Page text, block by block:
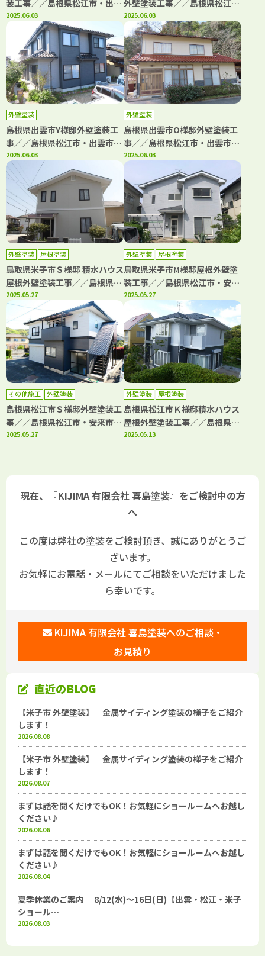
装工事／／島根県松江市・出雲
市・大田市・雲南市の「きじま
塗装」
2025.06.03
外壁塗装工事／／島根県松江
市・出雲市・大田市・雲南市・
鳥取県米子市・境港市の「きじ
ま塗装」
2025.06.03
外壁塗装
島根県出雲市Y様邸外壁塗装工
事／／島根県松江市・出雲市・
大田市・雲南市・鳥取県米子
市・境港市の「きじま塗装」
2025.06.03
外壁塗装
島根県出雲市O様邸外壁塗装工
事／／島根県松江市・出雲市・
大田市・雲南市・鳥取県米子
市・境港市の「きじま塗装」
2025.06.03
外壁塗装 屋根塗装
鳥取県米子市Ｓ様邸 積水ハウス
屋根外壁塗装工事／／島根県松
江市・安来市・出雲市・大田
市・雲南市 鳥取県米子市・境
港市の「きじま塗装」
2025.05.27
外壁塗装 屋根塗装
鳥取県米子市M様邸屋根外壁塗
装工事／／島根県松江市・安来
市・出雲市・大田市・雲南市
鳥取県米子市・境港市の「きじ
ま塗装」
2025.05.27
その他施工 外壁塗装
島根県松江市Ｓ様邸外壁塗装工
事／／島根県松江市・安来市・
出雲市・大田市・雲南市 鳥取
2025.05.27
外壁塗装 屋根塗装
島根県松江市Ｋ様邸積水ハウス
屋根外壁塗装工事／／島根県松
江市・安来市・出雲市・大田
2025.05.13
現在、『KIJIMA 有限会社 喜島塗装』をご検討中の方
へ
この度は弊社の塗装をご検討頂き、誠にありがとうご
ざいます。
お気軽にお電話・メールにてご相談をいただけました
ら幸いです。
KIJIMA 有限会社 喜島塗装へのご相談・
お見積り
直近のBLOG
【米子市 外壁塗装】 金属サイディング塗装の様子をご紹介
します！
2026.08.08
【米子市 外壁塗装】 金属サイディング塗装の様子をご紹介
します！
2026.08.07
まずは話を聞くだけでもOK！お気軽にショールームへお越し
ください♪
2026.08.06
まずは話を聞くだけでもOK！お気軽にショールームへお越し
ください♪
2026.08.04
夏季休業のご案内 8/12(水)～16日(日)【出雲・松江・米子
ショール…
2026.08.03